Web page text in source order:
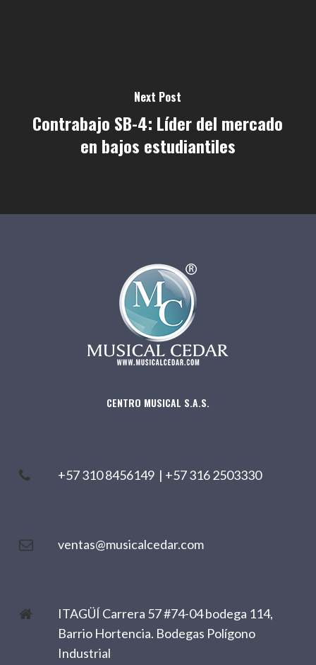
Next Post
Contrabajo SB-4: Líder del mercado
en bajos estudiantiles
CENTRO MUSICAL S.A.S.
+57 310 8456149 | +57 316 2503330
ventas@musicalcedar.com
ITAGÜÍ Carrera 57 #74-04 bodega 114,
Barrio Hortencia. Bodegas Polígono
Industrial